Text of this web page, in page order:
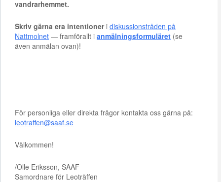
vandrarhemmet.
Skriv gärna era intentioneri diskussionstråden på
Nattmolnet — framförallt i anmälningsformuläret (se
även anmälan ovan)!
För personliga eller direkta frågor kontakta oss gärna på:
leotraffen@saaf.se
Välkommen!
/Olle Eriksson, SAAF
Samordnare för Leoträffen